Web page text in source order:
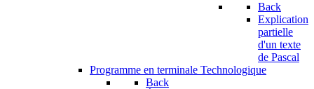
Back
Explication
partielle
d'un texte
de Pascal
Programme en terminale Technologique
Back